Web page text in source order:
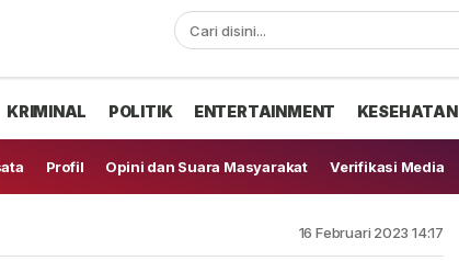
KRIMINAL POLITIK ENTERTAINMENT KESEHATAN
Profil Opini dan Suara Masyarakat Verifikasi Media
16 Februari 2023 14:17